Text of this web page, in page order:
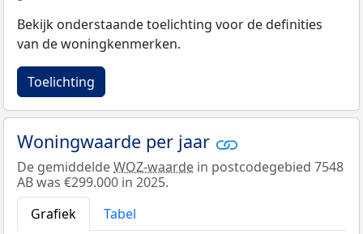
Bekijk onderstaande toelichting voor de definities
van de woningkenmerken.
Toelichting
Woningwaarde per jaar
De gemiddeldeWOZ-waarde in postcodegebied 7548
AB was €299.000 in 2025.
Grafiek
Tabel